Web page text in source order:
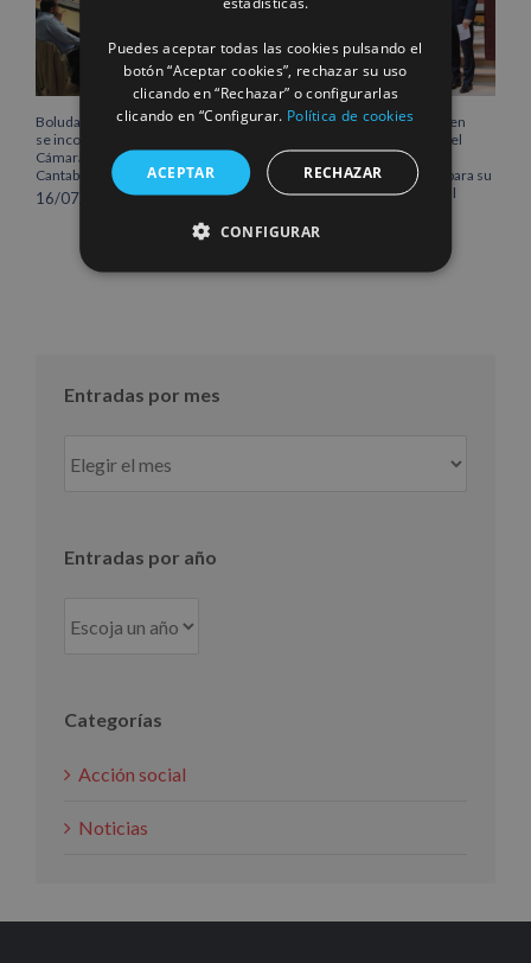
Boluda Corporación Marítima
se incorpora al Pleno de la
Cámara de Comercio de
Cantabria
16/07/2026
Boluda inaugura su sede en
Róterdam, consolidando el
norte de Europa como un
centro estratégico clave para su
crecimiento internacional
Entradas por mes
por
Entradas por año
Categorías
Acción social
Noticias
Puedes aceptar todas las cookies pulsando el
botón “Aceptar cookies”, rechazar su uso
clicando en “Rechazar” o configurarlas
clicando en “Configurar. Política de cookies
ACEPTAR RECHAZAR
CONFIGURAR